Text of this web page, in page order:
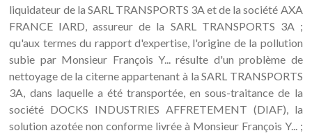
liquidateur de la SARL TRANSPORTS 3A et de la société AXA
FRANCE IARD, assureur de la SARL TRANSPORTS 3A ;
qu'aux termes du rapport d'expertise, l'origine de la pollution
subie par Monsieur François Y... résulte d'un problème de
nettoyage de la citerne appartenant à la SARL TRANSPORTS
3A, dans laquelle a été transportée, en sous-traitance de la
société DOCKS INDUSTRIES AFFRETEMENT (DIAF), la
solution azotée non conforme livrée à Monsieur François Y... ;